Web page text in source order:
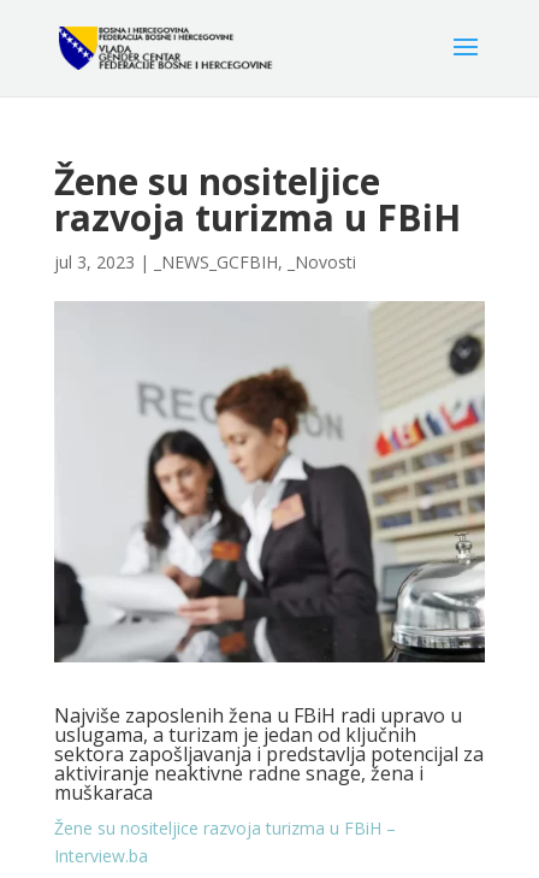
Žene su nositeljice
razvoja turizma u FBiH
jul 3, 2023 | _NEWS_GCFBIH, _Novosti
Najviše zaposlenih žena u FBiH radi upravo u
uslugama, a turizam je jedan od ključnih
sektora zapošljavanja i predstavlja potencijal za
aktiviranje neaktivne radne snage, žena i
muškaraca
Žene su nositeljice razvoja turizma u FBiH –
Interview.ba